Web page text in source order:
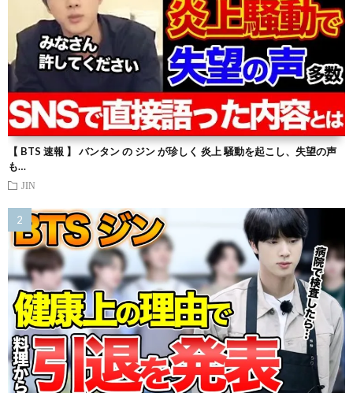
【 BTS 速報 】 バンタン の ジン が珍しく 炎上 騒動を起こし、失望の声
も…
JIN